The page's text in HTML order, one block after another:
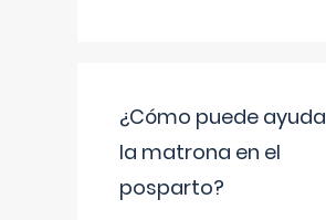
¿Cómo puede
la matrona en el
posparto?